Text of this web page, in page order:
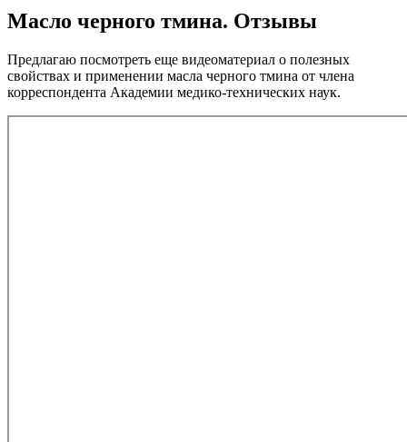
Масло черного тмина. Отзывы
Предлагаю посмотреть еще видеоматериал о полезных
свойствах и применении масла черного тмина от члена
корреспондента Академии медико-технических наук.